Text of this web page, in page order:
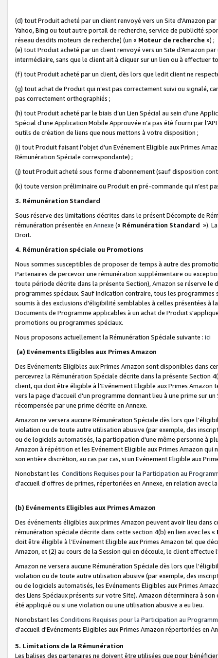
(d) tout Produit acheté par un client renvoyé vers un Site d'Amazon
Yahoo, Bing ou tout autre portail de recherche, service de publicité
réseau desdits moteurs de recherche) (un « Moteur de recherche ») ;
(e) tout Produit acheté par un client renvoyé vers un Site d'Amazon
intermédiaire, sans que le client ait à cliquer sur un lien ou à
(f) tout Produit acheté par un client, dès lors que ledit client ne
(g) tout achat de Produit qui n’est pas correctement suivi ou signalé,
pas correctement orthographiés ;
(h) tout Produit acheté par le biais d’un Lien Spécial au sein d’une
Spécial d'une Application Mobile Approuvée n’a pas été fourni par
outils de création de liens que nous mettons à votre disposition ;
(i) tout Produit faisant l'objet d'un Evénement Eligible aux Primes
Rémunération Spéciale correspondante) ;
(j) tout Produit acheté sous forme d'abonnement (sauf disposition
(k) toute version préliminaire ou Produit en pré-commande qui n’est
3. Rémunération Standard
Sous réserve des limitations décrites dans le présent Décompte de
rémunération présentée en Annexe (« Rémunération Standard »).
Droit.
4. Rémunération spéciale ou Promotions
Nous sommes susceptibles de proposer de temps à autre des
Partenaires de percevoir une rémunération supplémentaire ou
toute période décrite dans la présente Section), Amazon se réserve
programmes spéciaux. Sauf indication contraire, tous les
soumis à des exclusions d'éligibilité semblables à celles présentées à
Documents de Programme applicables à un achat de Produit
promotions ou programmes spéciaux.
Nous proposons actuellement la Rémunération Spéciale suivante : ici
(a) Evénements Eligibles aux Primes Amazon
Des Evénements Eligibles aux Primes Amazon sont disponibles dans
percevrez la Rémunération Spéciale décrite dans la présente Section
client, qui doit être éligible à l'Evénement Eligible aux Primes Amazon
vers la page d'accueil d'un programme donnant lieu à une prime sur
récompensée par une prime décrite en Annexe.
Amazon ne versera aucune Rémunération Spéciale dès lors que
violation ou de toute autre utilisation abusive (par exemple, des
ou de logiciels automatisés, la participation d'une même personne à
Amazon à répétition et les Evénement Eligible aux Primes Amazon qui
son entière discrétion, au cas par cas, si un Evénement Eligible aux
Nonobstant les Conditions Requises pour la Participation au
d'accueil d'offres de primes, répertoriées en Annexe, en relation avec
(b) Evénements Eligibles aux Primes Amazon
Des événements éligibles aux primes Amazon peuvent avoir lieu dans
rémunération spéciale décrite dans cette section 4(b) en lien avec les «
doit être éligible à l’Evénement Eligible aux Primes Amazon tel que
Amazon, et (2) au cours de la Session qui en découle, le client
Amazon ne versera aucune Rémunération Spéciale dès lors que
violation ou de toute autre utilisation abusive (par exemple, des
ou de logiciels automatisés, les Evénements Eligibles aux Primes
des Liens Spéciaux présents sur votre Site). Amazon déterminera à
été appliqué ou si une violation ou une utilisation abusive a eu lieu.
Nonobstant les Conditions Requises pour la Participation au
d'accueil d'Evénements Eligibles aux Primes Amazon répertoriées en
5. Limitations de la Rémunération
Les balises des partenaires ne doivent être utilisées que pour